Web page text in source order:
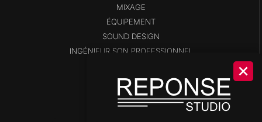
MIXAGE
ÉQUIPEMENT
SOUND DESIGN
INGÉNIEUR SON PROFESSIONNEL
SHOP
DISPONIBILITÉS
OUTILS DE STUDIO